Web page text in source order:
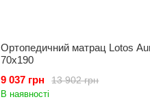
Ортопедичний матрац Lotos
70x190
13 902 грн
9 037 грн
В наявності